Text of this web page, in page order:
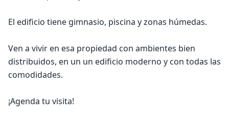
El edificio tiene gimnasio, piscina y zonas húmedas.
Ven a vivir en esa propiedad con ambientes bien
distribuidos, en un un edificio moderno y con todas las
comodidades.
¡Agenda tu visita!